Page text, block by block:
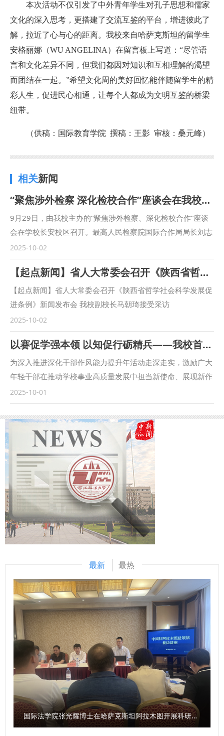
本次活动不仅引发了中外青年学生对孔子思想和儒家
文化的深入思考，更搭建了交流互鉴的平台，增进彼此了
解，拉近了心与心的距离。我校来自哈萨克斯坦的留学生
安格丽娜（WU ANGELINA）在留言板上写道：“尽管语
言和文化差异不同，但我们都因对知识和互相理解的渴望
而团结在一起。”希望文化周的美好回忆能伴随留学生的精
彩人生，促进民心相通，让每个人都成为文明互鉴的桥梁
纽带。
（供稿：国际教育学院 撰稿：王影 审核：桑元峰）
相关新闻
“聚焦涉外检察 深化检校合作”座谈会在我校召开
9月29日，由我校主办的“聚焦涉外检察、深化检校合作”座谈
会在学校长安校区召开。最高人民检察院国际合作局局长刘志
远，陕西省人民检察院十一检察部主任李向锋，西安市人民检
察院教育培训处负责人陈文龙，西安市长安区人民检察院副检
察长王蕾等出席会议。我校校长范九利出席会议并致辞，副校
长马朝琦主持会议。 范九利表示，涉外检察工作是国家涉外
法治工作的重要方面，近年来，学校与各级检察机关深化交
流，不断拓展合作领域、合作范围，围绕中国检察学自主知识
体系构建、检察课题研究、检校人才互派交流、学生实习实训
等方面开展了卓有成效的合作。在最高人民检察院国际合作局
指导下，我校成立的“涉外刑事法治与国别检察司法研究中
心”各项工作稳步推进，已在区域国别检察研究、国际刑事司
源，推动学校专家学者与检察实务专家的交流互动，建立常态
化研究协作机制，围绕涉外检察基础性理论和实践难题开展联
合攻关，共同打造服务国家战略的涉外检察智库。 刘志远表
示，最高人民检察院对涉外检察工作高度重视，西北政法大学
始终心怀“国之大者”，在涉外法治领域取得了突出的成绩。涉
外刑事法治与国别检察司法研究中心先后配合完成中国—东盟
检察总长网站建设，编译东盟国家《刑法典》《刑事诉讼法
典》等二十余部法典等，在服务检察国际交流与合作方面发挥
了积极作用。下一步，希望学校进一步聚焦涉外检察工作，高
质效做好智库服务，统筹好校内各部门、各研究机构的科研力
涉外检察人才培养工作搭建平台。 刘志远与我校刑事法学院
院长冯卫国共同签署科研项目委托书 马朝琦宣布西北政法大
学涉外刑事法治与国别检察司法中心网站正式上线，由中心和
西北政法大学湾区研究院共同研发的“全球法律数据库”正式进
入试运行阶段。 学校发展规划与学科建设处、教务处、科研
处、国际交流与合作处、经济学院、刑事法学院、民商法学
院、经济法学院（知识产权学院）、国际法学院（国际仲裁学
院）、国家安全学院（反恐怖主义法学院）、公安学院（公共
安全法学院）、外国语学院、图书馆以及涉外刑事法治与国别
检察司法研究中心、中亚法律查明中心、涉外法治研究中心、
非洲研究院、北大法宝西安分公司等单位的主要负责人和学生
共计140余人参加会议。 （供稿：刑事法学院 撰稿：高晓伟
2025-10-02
【起点新闻】省人大常委会召开《陕西省哲学社会科学发展促进条例》新闻发布会 我校副校长马朝琦接受采访
【起点新闻】省人大常委会召开《陕西省哲学社会科学发展促
进条例》新闻发布会 我校副校长马朝琦接受采访
https://qidian.sxtvs.com/timing/share/content/10654306
2025-10-02
以赛促学强本领 以知促行砺精兵——我校首届科级干部素质能力大赛圆满落幕
为深入推进深化干部作风能力提升年活动走深走实，激励广大
年轻干部在推动学校事业高质量发展中担当新使命、展现新作
为，9月18日—30日，学校举办了首届科级干部素质能力大
赛。 以赛促学，理论武装强底气 本次比赛是学校首次举办干
部素质能力大赛，面向全校正科级干部开放报名，共有119名
科级干部积极报名参赛。聚焦“能写、会说、善思、肯干”的干
部核心素质能力要求，大赛设置了应知应会、公文写作和情景
模拟展示三个模块的比赛。 应知应会通过笔试方式进行，主
要考察科级干部对马克思主义理论和党的路线方针政策、习近
平新时代中国特色社会主义思想、党内法规以及有关政策文件
的熟悉掌握情况。公文写作通过机试方式进行，旨在考察科级
干部的应急处突本领、组织协调能力和写作能力。通过“线上
+线下”相结合的方式掀起比拼热潮，引导广大年轻干部不断深
化党的创新理论学习，持续提升业务素质能力，切实将学习成
果和工作成效转化为推动事业发展的强大动力。 “本次比赛不
仅是素质能力的大练兵，更是思想的大练兵、作风的大练兵。
通过此次比赛，我们进一步强化了政治理论素养、夯实了业务
本领、增强了学习意识。下一步，我们将以此次比赛作为契
机，调准学习发展的坐标轴，提升争先创优的责任心，提高干
事创业的加速度，力争在工作岗位上努力拼搏、再创佳
绩！”参赛选手李伟弟说。 以赛强技，擂台比武砺精兵 自大赛
启动以来，学校党委高度重视，加强组织领导，精心部署推
动，形成了广大干部积极参与的良好局面。在9月29日—30日
举行的情景模拟展示比赛中，全体在校校领导、有关职能部门
负责人担任大赛评委，全程参加了比赛。 比赛现场，107名选
手通过随机抽题的方式，围绕模拟设置的各类问题提出解决思
路和具体举措，充分展现了学校科级干部良好的工作作风和过
2025-10-01
最新 最热
国际法学院张光耀博士在哈萨克斯坦阿拉木图开展科研与社会服务活动